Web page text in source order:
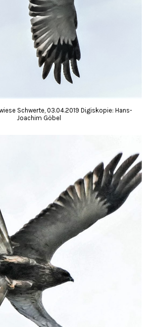
Schwerte, 03.04.2019 Digiskopie: Hans-
Joachim Göbel